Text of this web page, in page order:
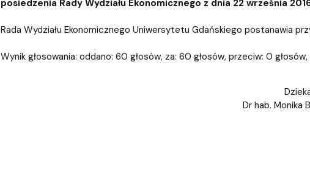
posiedzenia Rady Wydziału Ekonomicznego z dnia 22 września
Rada Wydziału Ekonomicznego Uniwersytetu Gdańskiego postanawia
Wynik głosowania: oddano: 60 głosów, za: 60 głosów, przeciw: 0
Dr hab. Monika